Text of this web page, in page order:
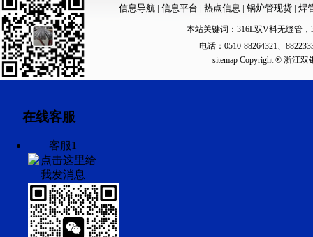
信息导航| 信息平台 | 热点信息 | 锅炉管现货 | 焊
本站关键词： 316L双V料无缝管 ，
电话：0510-88264321、
sitemapCopyright ® 浙江双
在线客服
客服1